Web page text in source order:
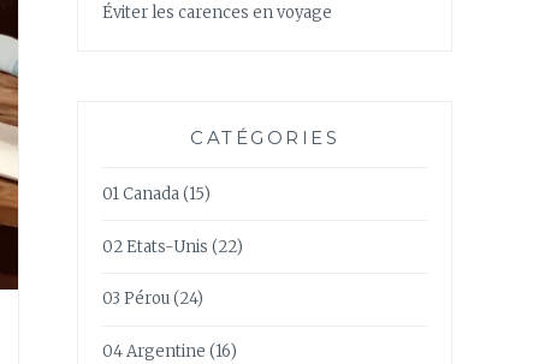
Éviter les carences en voyage
CATÉGORIES
01 Canada(15)
02 Etats-Unis (22)
03 Pérou(24)
04 Argentine (16)